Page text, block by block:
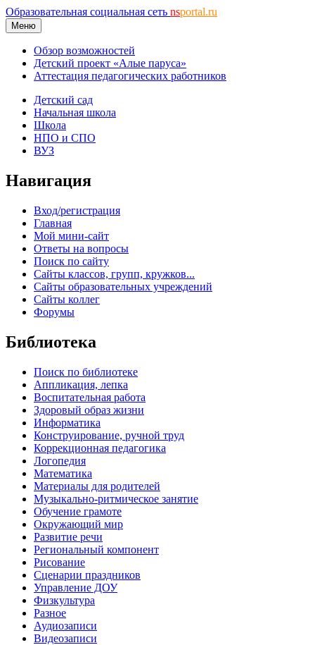
Образовательная социальная сеть nsportal.ru
Меню
Обзор возможностей
Детский проект «Алые паруса»
Аттестация педагогических работников
Детский сад
Начальная школа
Школа
НПО и СПО
ВУЗ
Навигация
Вход/регистрация
Главная
Мой мини-сайт
Ответы на вопросы
Поиск по сайту
Сайты классов, групп, кружков...
Сайты образовательных учреждений
Сайты коллег
Форумы
Библиотека
Поиск по библиотеке
Аппликация, лепка
Воспитательная работа
Здоровый образ жизни
Информатика
Конструирование, ручной труд
Коррекционная педагогика
Логопедия
Математика
Материалы для родителей
Музыкально-ритмическое занятие
Обучение грамоте
Окружающий мир
Развитие речи
Региональный компонент
Рисование
Сценарии праздников
Управление ДОУ
Физкультура
Разное
Аудиозаписи
Видеозаписи